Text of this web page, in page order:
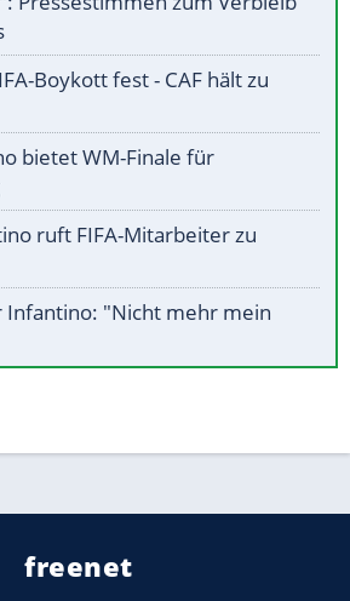
Boykott fest - CAF hält zu
bietet WM-Finale für
ruft FIFA-Mitarbeiter zu
Infantino: "Nicht mehr mein
freenet